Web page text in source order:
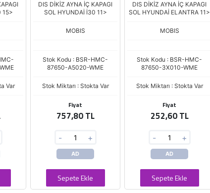
15>
Var
DIS DİKİZ AYNA İÇ KAPAGI
SOL HYUNDAİ İ30 11>
MOBIS
Stok Kodu : BSR-HMC-
87650-A5020-WME
Stok Miktarı : Stokta Var
Fiyat
757,80 TL
- +
AD
Sepete Ekle
DIS DİKİZ AYNA İÇ KAPAGI
SOL HYUNDAİ ELANTRA 11>
MOBIS
Stok Kodu : BSR-HMC-
87650-3X010-WME
Stok Miktarı : Stokta Var
Fiyat
252,60 TL
- +
AD
Sepete Ekle